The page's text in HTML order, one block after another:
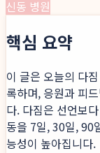
신동 병원
핵심 요약
이 글은 오늘의 다
록하며, 응원과 피
다. 다짐은 선언보
동을 7일, 30일, 90
능성이 높아집니다.